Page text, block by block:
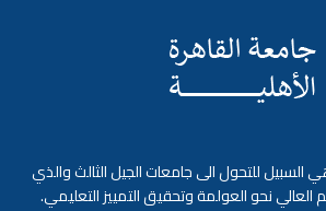
السبيل للتحول الى جامعات الجيل الثالث والذي
العالي نحو العولمة وتحقيق التمييز التعليمي.